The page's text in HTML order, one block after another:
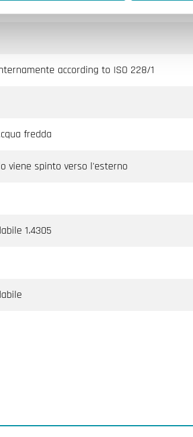
according to ISO 228/1
fredda
viene spinto verso l'esterno
1.4305